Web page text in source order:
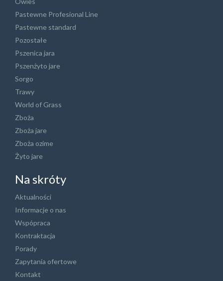
Pastewne Profesional Line
Pastewne standard
Pozostałe
Pszenica jara
Pszenżyto jare
Sorgo
Trawy
World of Grass
Zboża
Zboża jare
Zboża ozime
Żyto jare
Na skróty
Aktualności
Informacje o nas
Wspópraca
Kontraktacja
Porady
Zapytania ofertowe
Kontakt